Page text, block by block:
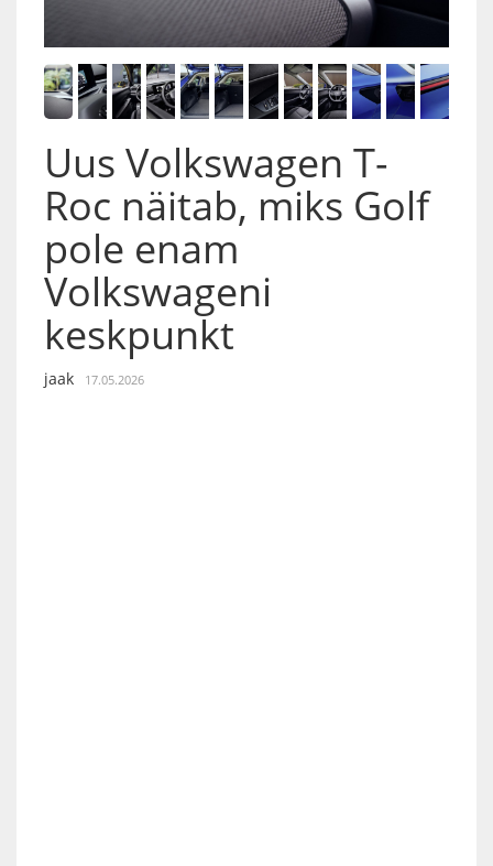
Uus Volkswagen T-
Roc näitab, miks Golf
pole enam
Volkswageni
keskpunkt
jaak 17.05.2026